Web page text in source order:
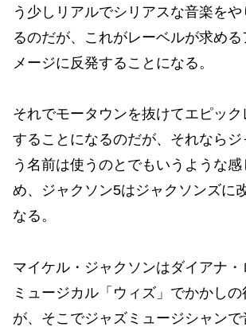
う少しリアルでシリアスな音楽をや
るのだが、これがレーベルが求める
メージに反発することになる。
それでモータウンを抜けてエピッ
することになるのだが、それなら
う名前は使うのとでもいうような
め、ジャクソン5はジャクソンズに
なる。
マイケル・ジャクソンはダイアナ
ミュージカル「ウィズ」でかかし
が、そこでジャズミュージシャン